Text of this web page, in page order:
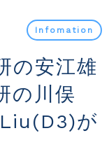
Infomation
の川俣
が